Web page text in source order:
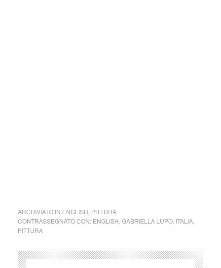
ARCHIVIATO IN:ENGLISH PITTURA
CONTRASSEGNATO CON: ENGLISH GABRIELLA LUPO, ITALIA,
PITTURA